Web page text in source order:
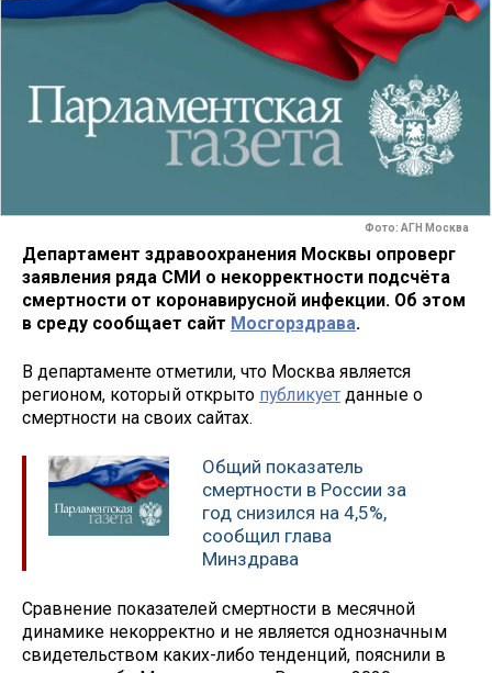
Фото: АГН Москва
Департамент здравоохранения Москвы опроверг
заявления ряда СМИ о некорректности подсчёта
смертности от коронавирусной инфекции. Об этом
в среду сообщает сайт Мосгорздрава.
В департаменте отметили, что Москва является
регионом, который открыто публикует данные о
смертности на своих сайтах.
Общий показатель
смертности в России за
год снизился на 4,5%,
сообщил глава
Минздрава
Сравнение показателей смертности в месячной
динамике некорректно и не является однозначным
свидетельством каких-либо тенденций, пояснили в